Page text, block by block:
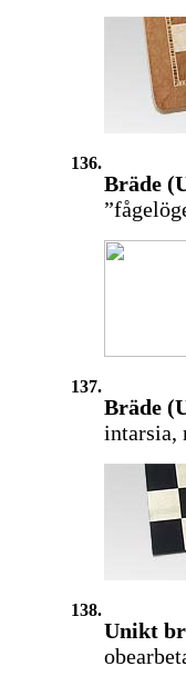
136.
Bräde
137.
Bräde
intarsia,
138.
Unikt